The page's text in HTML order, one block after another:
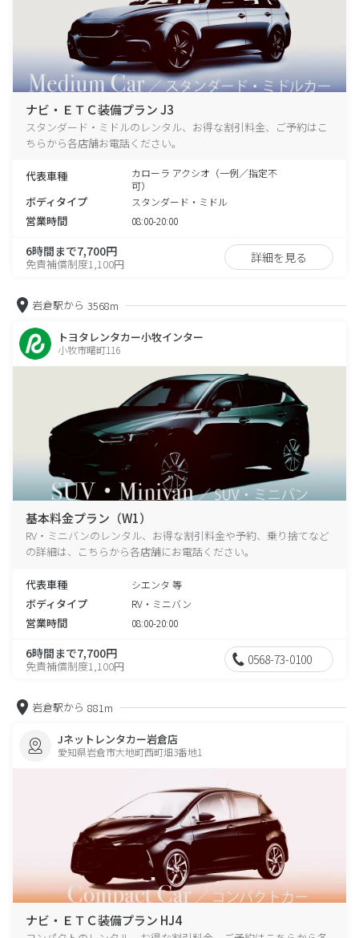
ナビ・ＥＴＣ装備プラン J3
スタンダード・ミドルのレンタル、お得な割引料金、ご予約はこ
ちらから各店舗お電話ください。
代表車種
カローラ アクシオ（一例／指定不
可）
ボディタイプ スタンダード・ミドル
営業時間 08:00-20:00
6時間まで7,700円
免責補償制度1,100円 詳細を見る
岩倉駅から 3568m
トヨタレンタカー小牧インター
小牧市曙町116
基本料金プラン（W1）
RV・ミニバンのレンタル、お得な割引料金や予約、乗り捨てなど
の詳細は、こちらから各店舗にお電話ください。
代表車種 シエンタ 等
ボディタイプ RV・ミニバン
営業時間 08:00-20:00
6時間まで7,700円
免責補償制度1,100円 0568-73-0100
岩倉駅から 881m
Jネットレンタカー岩倉店
愛知県岩倉市大地町西町畑3番地1
ナビ・ＥＴＣ装備プラン HJ4